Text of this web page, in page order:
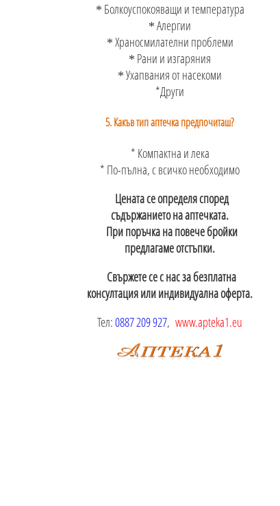
* Болкоуспокояващи и температура
* Алергии
* Храносмилателни проблеми
* Рани и изгаряния
* Ухапвания от насекоми
*Други
5. Какъв тип аптечка предпочиташ?
* Компактна и лека
* По-пълна, с всичко необходимо
Цената се определя според
съдържанието на аптечката.
При поръчка на повече бройки
предлагаме отстъпки.
Свържете се с нас за безплатна
консултация или индивидуална оферта.
Тел:0887 209 927, www.apteka1.eu